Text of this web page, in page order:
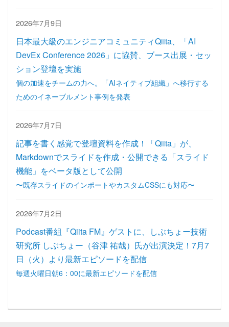
2026年7月9日
日本最大級のエンジニアコミュニティQiita、「AI
DevEx Conference 2026」に協賛、ブース出展・セッ
ション登壇を実施
個の加速をチームの力へ。「AIネイティブ組織」へ移行する
ためのイネーブルメント事例を発表
2026年7月7日
記事を書く感覚で登壇資料を作成！「Qiita」が、
Markdownでスライドを作成・公開できる「スライド
機能」をベータ版として公開
〜既存スライドのインポートやカスタムCSSにも対応〜
2026年7月2日
Podcast番組『Qiita FM』ゲストに、しぶちょー技術
研究所 しぶちょー（谷津 祐哉）氏が出演決定！7月7
日（火）より最新エピソードを配信
毎週火曜日朝6：00に最新エピソードを配信